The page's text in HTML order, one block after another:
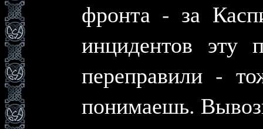
фронта - за
инцидентов эту
переправили -
понимаешь.